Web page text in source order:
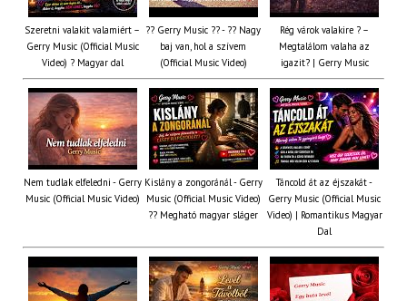
Szeretni valakit valamiért –
Gerry Music (Official Music
Video) ? Magyar dal
?? Gerry Music ?? - ?? Nagy
baj van, hol a szívem
(Official Music Video)
Rég várok valakire ? –
Megtalálom valaha az
igazit? | Gerry Music
Nem tudlak elfeledni - Gerry
Music (Official Music Video)
Kislány a zongoránál - Gerry
Music (Official Music Video)
?? Megható magyar sláger
Táncold át az éjszakát -
Gerry Music (Official Music
Video) | Romantikus Magyar
Dal